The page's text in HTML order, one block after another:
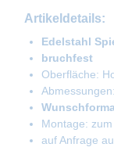
Artikeldetails:
Edelstahl
bruchfest
Oberfläche:
Montage:
auf Anfrage